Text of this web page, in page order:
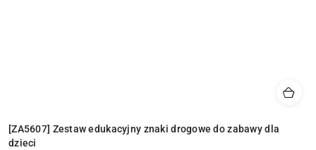
[ZA5607] Zestaw edukacyjny znaki drogowe do zabawy dla
dzieci